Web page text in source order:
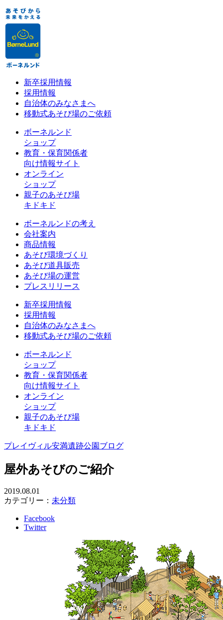
新卒採用情報
採用情報
自治体のみなさまへ
移動式あそび場のご依頼
ボーネルンド
ショップ
教育・保育関係者
向け情報サイト
オンライン
ショップ
親子のあそび場
キドキド
ボーネルンドの考え
会社案内
商品情報
あそび環境づくり
あそび道具販売
あそび場の運営
プレスリリース
新卒採用情報
採用情報
自治体のみなさまへ
移動式あそび場のご依頼
ボーネルンド
ショップ
教育・保育関係者
向け情報サイト
オンライン
ショップ
親子のあそび場
キドキド
プレイヴィル安満遺跡公園ブログ
屋外あそびのご紹介
2019.08.01
カテゴリー： 未分類
Facebook
Twitter